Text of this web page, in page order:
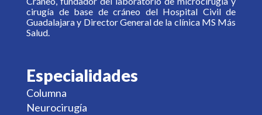
cirugía de base de cráneo del Hospital Civil de
Guadalajara y Director General de la clínica MS Más
Salud.
Especialidades
Columna
Neurocirugía